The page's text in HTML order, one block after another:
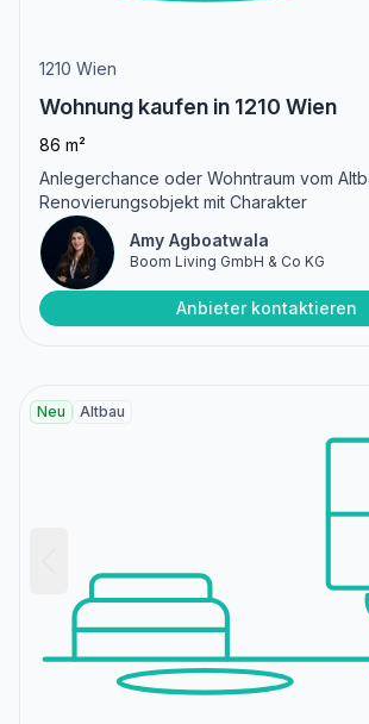
1210 Wien
Wohnung kaufen in 1210 Wien
86 m²
Anlegerchance oder Wohntraum vom
Renovierungsobjekt mit Charakter
Amy Agboatwala
Boom Living GmbH & Co KG
Anbieter kontaktieren
Neu Altbau